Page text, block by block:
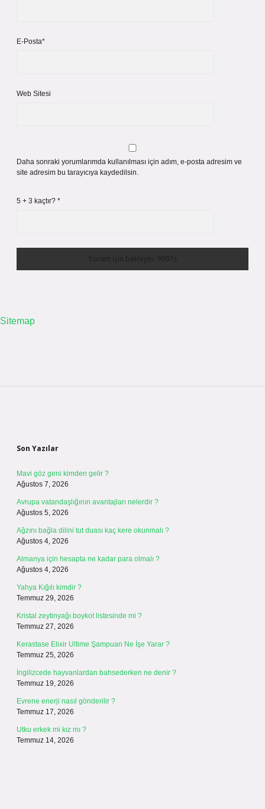
E-Posta*
Web Sitesi
Daha sonraki yorumlarımda kullanılması için adım, e-posta adresim ve
site adresim bu tarayıcıya kaydedilsin.
5 + 3 kaçtır? *
Sitemap
Son Yazılar
Mavi göz geni kimden gelir ?
Ağustos 7, 2026
Avrupa vatandaşlığının avantajları nelerdir ?
Ağustos 5, 2026
Ağzını bağla dilini tut duası kaç kere okunmalı ?
Ağustos 4, 2026
Almanya için hesapta ne kadar para olmalı ?
Ağustos 4, 2026
Yahya Kığılı kimdir ?
Temmuz 29, 2026
Kristal zeytinyağı boykot listesinde mi ?
Temmuz 27, 2026
Kerastase Elixir Ultime Şampuan Ne İşe Yarar ?
Temmuz 25, 2026
İngilizcede hayvanlardan bahsederken ne denir ?
Temmuz 19, 2026
Evrene enerji nasıl gönderilir ?
Temmuz 17, 2026
Utku erkek mi kız mı ?
Temmuz 14, 2026